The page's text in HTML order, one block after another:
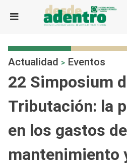
Actualidad > Eventos
22 Simposium
Tributación: la
en los gastos de
mantenimiento